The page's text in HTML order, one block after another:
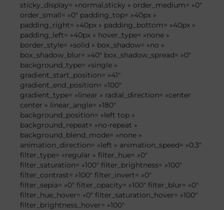
sticky_display= »normal,sticky » order_medium= »0″
order_small= »0″ padding_top= »40px »
padding_right= »40px » padding_bottom= »40px »
padding_left= »40px » hover_type= »none »
border_style= »solid » box_shadow= »no »
box_shadow_blur= »40″ box_shadow_spread= »0″
background_type= »single »
gradient_start_position= »41″
gradient_end_position= »100″
gradient_type= »linear » radial_direction= »center
center » linear_angle= »180″
background_position= »left top »
background_repeat= »no-repeat »
background_blend_mode= »none »
animation_direction= »left » animation_speed= »0.3″
filter_type= »regular » filter_hue= »0″
filter_saturation= »100″ filter_brightness= »100″
filter_contrast= »100″ filter_invert= »0″
filter_sepia= »0″ filter_opacity= »100″ filter_blur= »0″
filter_hue_hover= »0″ filter_saturation_hover= »100″
filter_brightness_hover= »100″